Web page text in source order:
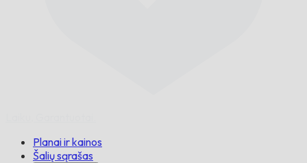
Planai ir kainos
Šalių sąrašas